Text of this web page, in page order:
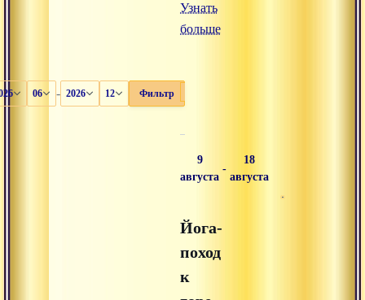
Узнать
больше
06 - 2026 12 Фильтр
9
августа
-
18
августа
Йога-
поход
к